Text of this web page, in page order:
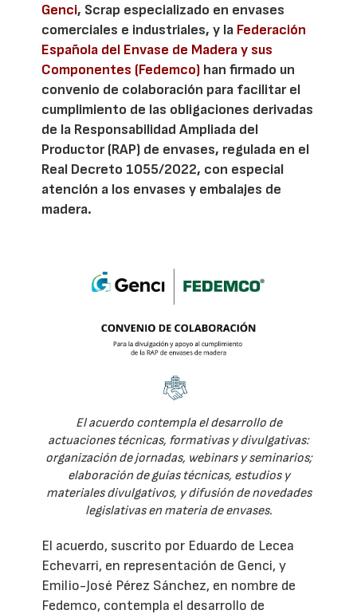
Genci, Scrap especializado en envases
comerciales e industriales, y la Federación
Española del Envase de Madera y sus
Componentes (Fedemco) han firmado un
convenio de colaboración para facilitar el
cumplimiento de las obligaciones derivadas
de la Responsabilidad Ampliada del
Productor (RAP) de envases, regulada en el
Real Decreto 1055/2022, con especial
atención a los envases y embalajes de
madera.
El acuerdo contempla el desarrollo de
actuaciones técnicas, formativas y divulgativas:
organización de jornadas, webinars y seminarios;
elaboración de guías técnicas, estudios y
materiales divulgativos, y difusión de novedades
legislativas en materia de envases.
El acuerdo, suscrito por Eduardo de Lecea
Echevarri, en representación de Genci, y
Emilio-José Pérez Sánchez, en nombre de
Fedemco, contempla el desarrollo de